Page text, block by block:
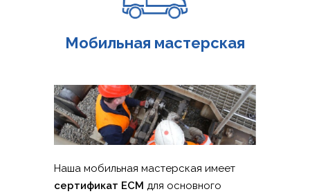
Мобильная мастерская
Наша мобильная мастерская имеет
сертификат ECM для основного
ROMÂNĂ
MAGYAR
УКРАЇНСЬКА